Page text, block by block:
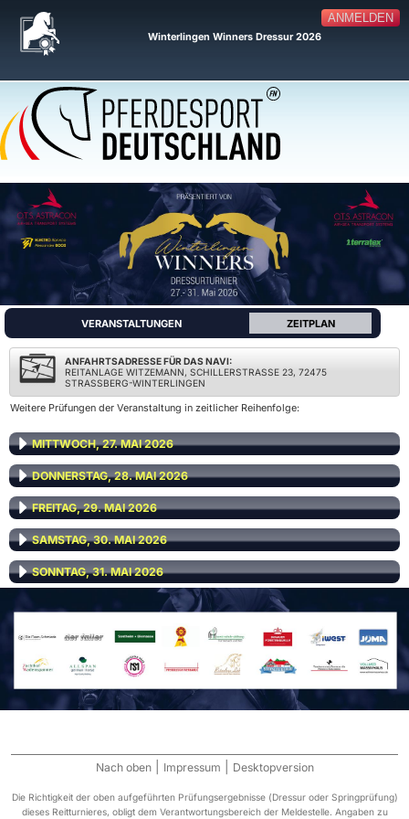
ANMELDEN
Winterlingen Winners Dressur 2026
VERANSTALTUNGEN ZEITPLAN
ANFAHRTSADRESSE FÜR DAS NAVI:
REITANLAGE WITZEMANN, SCHILLERSTRASSE 23, 72475 S
TRASSBERG-WINTERLINGEN
Weitere Prüfungen der Veranstaltung in zeitlicher Reihenfolge:
MITTWOCH, 27. MAI 2026
DONNERSTAG, 28. MAI 2026
FREITAG, 29. MAI 2026
SAMSTAG, 30. MAI 2026
SONNTAG, 31. MAI 2026
Nach oben Impressum Desktopversion
Die Richtigkeit der oben aufgeführten Prüfungsergebnisse (Dressur oder Springprüfung)
dieses Reitturnieres, obligt dem Verantwortungsbereich der Meldestelle. Angaben zu